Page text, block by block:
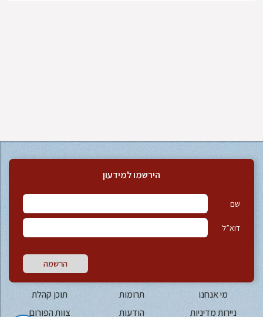
הירשמו למידעון
שם
דוא”ל
הרשמה
מי אנחנו תרומות
תוכן קהלת
ניירות מדיניות
הודעות צוות הפורום